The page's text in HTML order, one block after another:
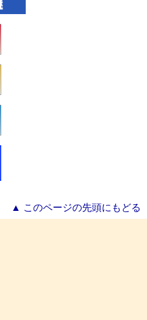
▲ このページの先頭にもどる